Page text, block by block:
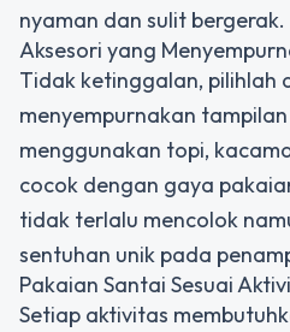
nyaman dan sulit bergerak.
Aksesori yang
Tidak ketinggalan, pilihlah
menyempurnakan
menggunakan topi,
cocok dengan gaya
tidak terlalu mencolok
sentuhan unik pada
Pakaian Santai Sesuai
Setiap aktivitas